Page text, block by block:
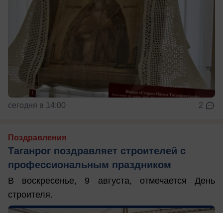
сегодня в 14:00 2
Поздравления
Таганрог поздравляет строителей с
профессиональным праздником
В воскресенье, 9 августа, отмечается День
строителя.